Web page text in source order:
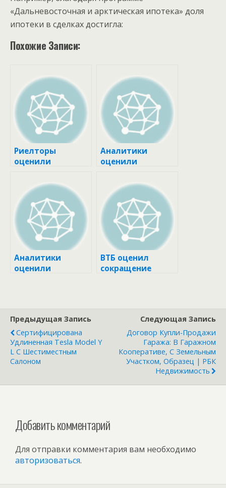
«Дальневосточная и арктическая ипотека» доля
ипотеки в сделках достигла:
Похожие Записи:
Риелторы
оценили
предложения в
новостройках
Москвы в 2024
году :: Жилье ::
РБК
Недвижимость
Аналитики
оценили
новостроек
Москвы по
стадиям
готовности ::
Жилье :: РБК
Недвижимость
Аналитики
оценили
Недвижимость
ВТБ оценил
сокращение
Предыдущая Запись
Сертифицирована
Удлиненная Tesla Model Y
L С Шестиместным
Салоном
Следующая Запись
Договор Купли-Продажи
Гаража: В Гаражном
Кооперативе, С Земельным
Участком, Образец | РБК
Недвижимость
Добавить комментарий
Для отправки комментария вам необходимо
авторизоваться.